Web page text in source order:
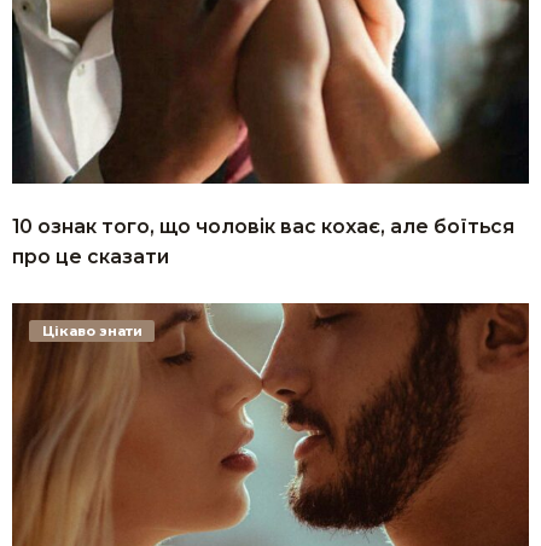
10 ознак того, що чоловік вас кохає, але боїться
про це сказати
Цікаво знати